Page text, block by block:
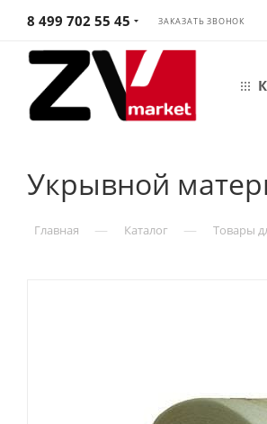
8 499 702 55 45 ЗАКАЗАТЬ ЗВОНОК
Укрывной
Главная — Каталог — Товары